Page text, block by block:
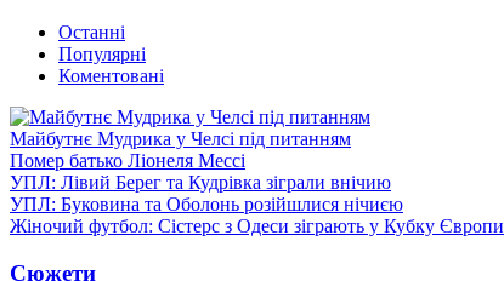
Останні
Популярні
Коментовані
Майбутнє Мудрика у Челсі під питанням
Помер батько Ліонеля Мессі
УПЛ: Лівий Берег та Кудрівка зіграли внічию
УПЛ: Буковина та Оболонь розійшлися нічиєю
Жіночий футбол: Сістерс з Одеси зіграють у Кубку Європи
Сюжети